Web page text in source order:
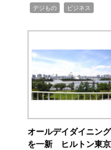
デジもの ビジネス
オールデイダイニング
を一新 ヒルトン東京